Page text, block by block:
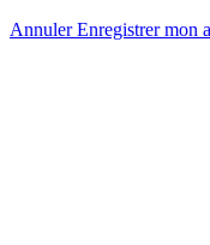
AnnulerEnregistrer mon